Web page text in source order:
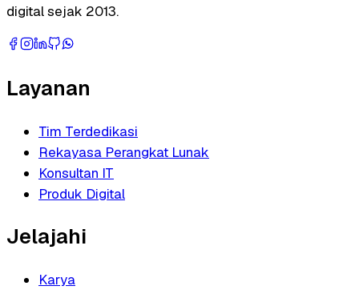
digital sejak 2013.
Layanan
Tim Terdedikasi
Rekayasa Perangkat Lunak
Konsultan IT
Produk Digital
Jelajahi
Karya